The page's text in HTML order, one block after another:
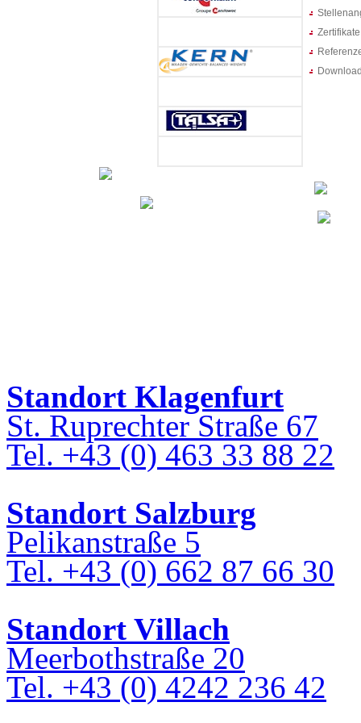
Zertifikate
Standort Klagenfurt
St. Ruprechter Straße 67
Tel. +43 (0) 463 33 88 22
Standort Salzburg
Pelikanstraße 5
Tel. +43 (0) 662 87 66 30
Standort Villach
Meerbothstraße 20
Tel. +43 (0) 4242 236 42